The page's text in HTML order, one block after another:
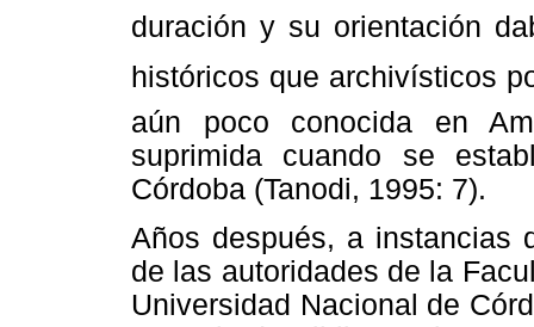
duración y su orientación
históricos que archivísticos
aún poco conocida en
suprimida cuando se
Córdoba (Tanodi, 1995: 7).
Años después, a instancias
de las autoridades de la
Universidad Nacional de